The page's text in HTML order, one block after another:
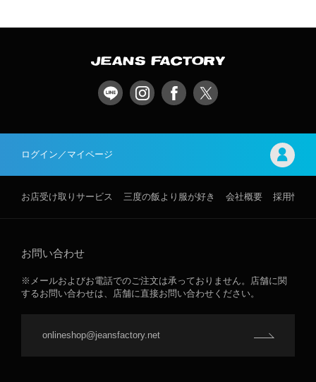
ログイン／マイページ
お店受け取りサービス 三度の飯より服が好き 会社概要 採用情報
お問い合わせ
※メールおよびお電話でのご注文は承っておりません。店舗に関
するお問い合わせは、店舗に直接お問い合わせください。
onlineshop@jeansfactory.net